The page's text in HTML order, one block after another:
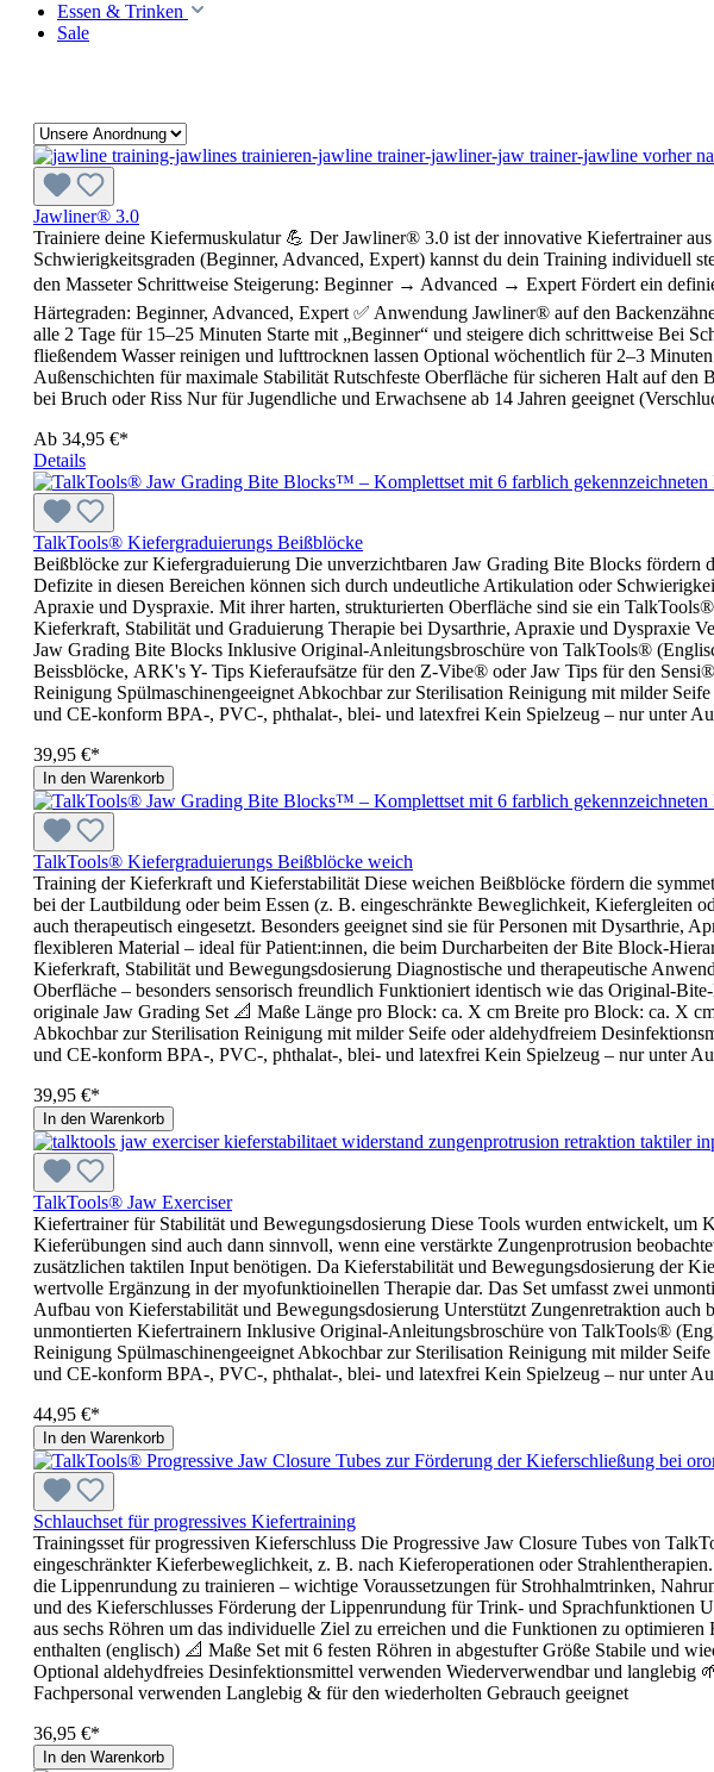
Essen & Trinken
Sale
Jawliner® 3.0
Trainiere deine Kiefermuskulatur 💪 Der Jawliner® 3.0 ist der innovative Kiefertrainer
Schwierigkeitsgraden (Beginner, Advanced, Expert) kannst du dein Training individuell
den Masseter Schrittweise Steigerung: Beginner → Advanced → Expert Fördert ein
Härtegraden: Beginner, Advanced, Expert ✅ Anwendung Jawliner® auf den
alle 2 Tage für 15–25 Minuten Starte mit „Beginner“ und steigere dich schrittweise Bei
fließendem Wasser reinigen und lufttrocknen lassen Optional wöchentlich für 2–3
Außenschichten für maximale Stabilität Rutschfeste Oberfläche für sicheren Halt auf
bei Bruch oder Riss Nur für Jugendliche und Erwachsene ab 14 Jahren geeignet
Ab 34,95 €*
Details
TalkTools® Kiefergraduierungs Beißblöcke
Beißblöcke zur Kiefergraduierung Die unverzichtbaren Jaw Grading Bite Blocks
Defizite in diesen Bereichen können sich durch undeutliche Artikulation oder
Apraxie und Dyspraxie. Mit ihrer harten, strukturierten Oberfläche sind sie ein
Kieferkraft, Stabilität und Graduierung Therapie bei Dysarthrie, Apraxie und Dyspraxie
Jaw Grading Bite Blocks Inklusive Original-Anleitungsbroschüre von TalkTools®
Beissblöcke, ARK's Y- Tips Kieferaufsätze für den Z-Vibe® oder Jaw Tips für den
Reinigung Spülmaschinengeeignet Abkochbar zur Sterilisation Reinigung mit milder
und CE-konform BPA-, PVC-, phthalat-, blei- und latexfrei Kein Spielzeug – nur unter
39,95 €*
In den Warenkorb
TalkTools® Kiefergraduierungs Beißblöcke weich
Training der Kieferkraft und Kieferstabilität Diese weichen Beißblöcke fördern die
bei der Lautbildung oder beim Essen (z. B. eingeschränkte Beweglichkeit, Kiefergleiten
auch therapeutisch eingesetzt. Besonders geeignet sind sie für Personen mit Dysarthrie,
flexibleren Material – ideal für Patient:innen, die beim Durcharbeiten der Bite Block-
Kieferkraft, Stabilität und Bewegungsdosierung Diagnostische und therapeutische
Oberfläche – besonders sensorisch freundlich Funktioniert identisch wie das Original-
originale Jaw Grading Set 📐 Maße Länge pro Block: ca. X cm Breite pro Block: ca. X
Abkochbar zur Sterilisation Reinigung mit milder Seife oder aldehydfreiem
und CE-konform BPA-, PVC-, phthalat-, blei- und latexfrei Kein Spielzeug – nur unter
39,95 €*
In den Warenkorb
TalkTools® Jaw Exerciser
Kiefertrainer für Stabilität und Bewegungsdosierung Diese Tools wurden entwickelt, um
Kieferübungen sind auch dann sinnvoll, wenn eine verstärkte Zungenprotrusion
zusätzlichen taktilen Input benötigen. Da Kieferstabilität und Bewegungsdosierung der
wertvolle Ergänzung in der myofunktioinellen Therapie dar. Das Set umfasst zwei
Aufbau von Kieferstabilität und Bewegungsdosierung Unterstützt Zungenretraktion
unmontierten Kiefertrainern Inklusive Original-Anleitungsbroschüre von TalkTools®
Reinigung Spülmaschinengeeignet Abkochbar zur Sterilisation Reinigung mit milder
und CE-konform BPA-, PVC-, phthalat-, blei- und latexfrei Kein Spielzeug – nur unter
44,95 €*
In den Warenkorb
Schlauchset für progressives Kiefertraining
Trainingsset für progressiven Kieferschluss Die Progressive Jaw Closure Tubes von
eingeschränkter Kieferbeweglichkeit, z. B. nach Kieferoperationen oder
die Lippenrundung zu trainieren – wichtige Voraussetzungen für Strohhalmtrinken,
und des Kieferschlusses Förderung der Lippenrundung für Trink- und
aus sechs Röhren um das individuelle Ziel zu erreichen und die Funktionen zu
enthalten (englisch) 📐 Maße Set mit 6 festen Röhren in abgestufter Größe Stabile und
Optional aldehydfreies Desinfektionsmittel verwenden Wiederverwendbar und
Fachpersonal verwenden Langlebig & für den wiederholten Gebrauch geeignet
36,95 €*
In den Warenkorb